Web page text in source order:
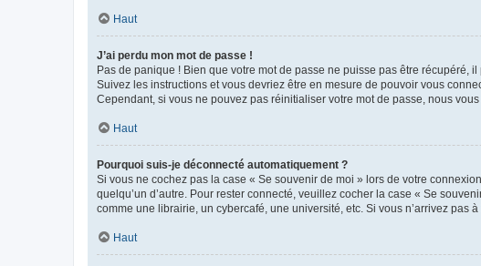
Haut
J’ai perdu mon mot de passe !
Pas de panique ! Bien que votre mot de passe ne puisse pas être récupéré,
Suivez les instructions et vous devriez être en mesure de pouvoir vous
Cependant, si vous ne pouvez pas réinitialiser votre mot de passe, nous
Haut
Pourquoi suis-je déconnecté automatiquement ?
Si vous ne cochez pas la case « Se souvenir de moi » lors de votre
quelqu’un d’autre. Pour rester connecté, veuillez cocher la case « Se
comme une librairie, un cybercafé, une université, etc. Si vous n’arrivez pas
Haut